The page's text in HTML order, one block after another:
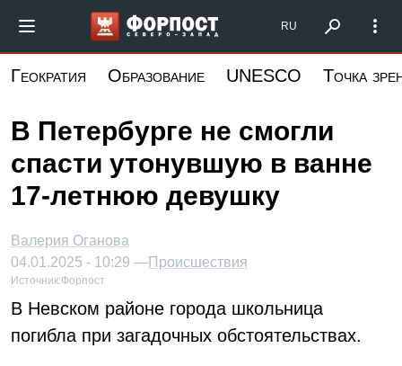
основному
Форпост Северо-Запад
RU
Геократия Образование UNESCO Точка
В Петербурге не смогли
спасти утонувшую в ванне
17-летнюю девушку
Валерия Оганова
04.01.2025 - 10:29 —Происшествия
Источник:Форпост
В Невском районе города школьница
погибла при загадочных обстоятельствах.